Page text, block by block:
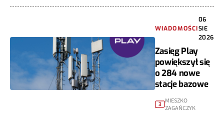
WIADOMOŚCI
06
SIE
2026
Zasięg Play
powiększył się
o 284 nowe
stacje bazowe
3 MIESZKO
ZAGAŃCZYK